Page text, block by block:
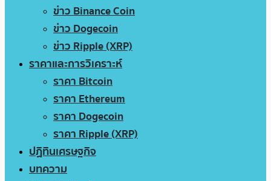
ข่าว Binance Coin
ข่าว Dogecoin
ข่าว Ripple (XRP)
ราคาและการวิเคราะห์
ราคา Bitcoin
ราคา Ethereum
ราคา Dogecoin
ราคา Ripple (XRP)
ปฏิทินเศรษฐกิจ
บทความ